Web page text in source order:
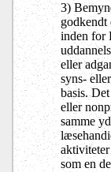
3)
godkendt
inden for
eller
syns-
basis.
eller
samme
som en